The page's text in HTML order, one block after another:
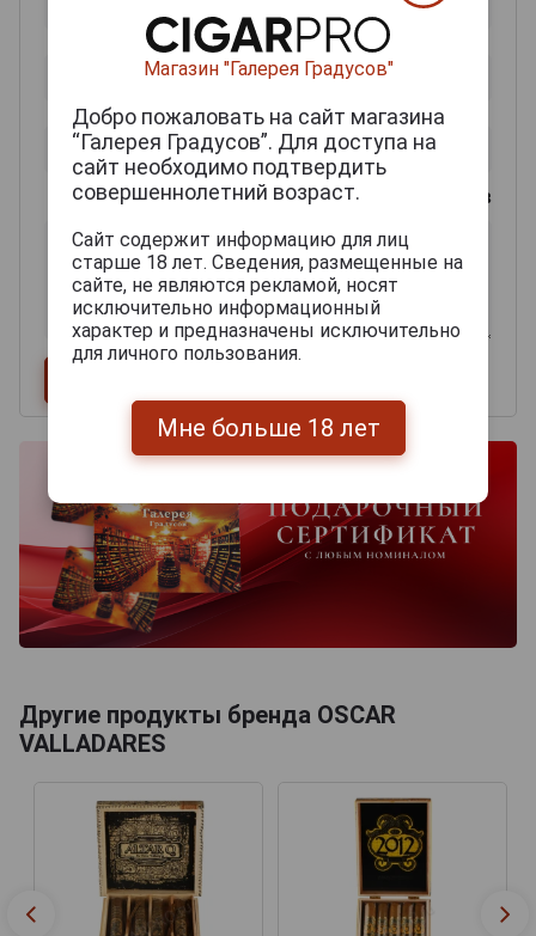
0из 2000 знаков
Другие продукты бренда OSCAR
VALLADARES
Магазин "Галерея Градусов"
Добро пожаловать на сайт магазина
“Галерея Градусов”. Для доступа на
сайт необходимо подтвердить
совершеннолетний возраст.
Сайт содержит информацию для лиц
старше 18 лет. Сведения, размещенные на
сайте, не являются рекламой, носят
исключительно информационный
характер и предназначены исключительно
для личного пользования.
Мне больше 18 лет